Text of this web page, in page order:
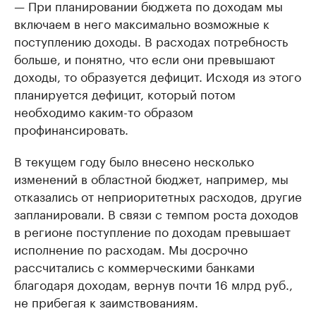
— При планировании бюджета по доходам мы
включаем в него максимально возможные к
поступлению доходы. В расходах потребность
больше, и понятно, что если они превышают
доходы, то образуется дефицит. Исходя из этого
планируется дефицит, который потом
необходимо каким-то образом
профинансировать.
В текущем году было внесено несколько
изменений в областной бюджет, например, мы
отказались от неприоритетных расходов, другие
запланировали. В связи с темпом роста доходов
в регионе поступление по доходам превышает
исполнение по расходам. Мы досрочно
рассчитались с коммерческими банками
благодаря доходам, вернув почти 16 млрд руб.,
не прибегая к заимствованиям.